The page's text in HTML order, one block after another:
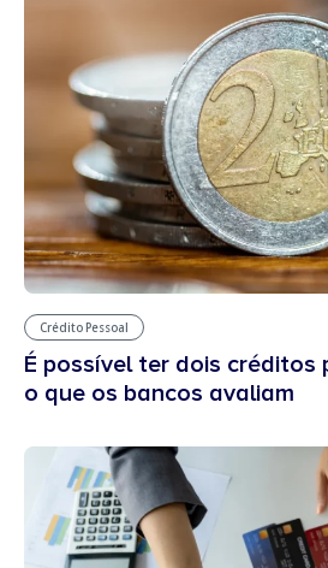
Crédito Pessoal
É possível ter dois créditos
o que os bancos avaliam